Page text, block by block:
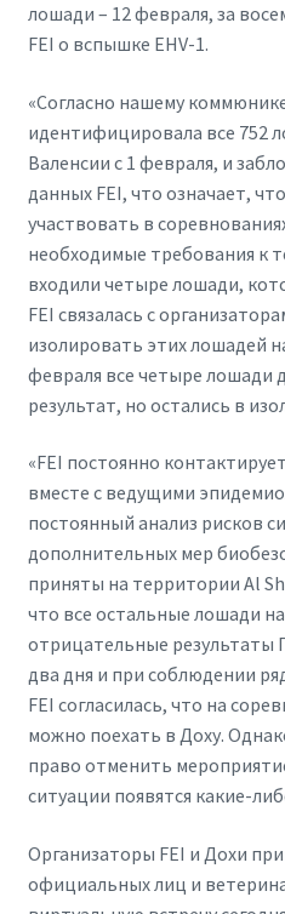
лошади – 12 февраля, за
FEI о вспышке EHV-1.
«Согласно нашему
идентифицировала все 752
Валенсии с 1 февраля, и
данных FEI, что означает,
участвовать в
необходимые требования к
входили четыре лошади,
FEI связалась с
изолировать этих лошадей
февраля все четыре лошади
результат, но остались в
«FEI постоянно
вместе с ведущими
постоянный анализ рисков
дополнительных мер
приняты на территории Al
что все остальные лошади
отрицательные результаты
два дня и при соблюдении
FEI согласилась, что на
можно поехать в Доху.
право отменить
ситуации появятся какие-
Организаторы FEI и Дохи
официальных лиц и